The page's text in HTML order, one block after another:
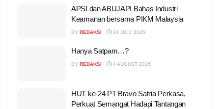
APSI dan ABUJAPI Bahas Industri
Keamanan bersama PIKM Malaysia
BY REDAKSI 24 JULY 2026
Hanya Satpam…?
BY REDAKSI 4 AUGUST 2026
HUT ke-24 PT Bravo Satria Perkasa,
Perkuat Semangat Hadapi Tantangan